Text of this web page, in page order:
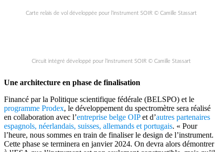
Carte relais de vol développée pour l’instrument SOIR © Camille Stassart
Circuit intégré développé pour l’instrument SOIR © Camille Stassart
Une architecture en phase de finalisation
Financé par la Politique scientifique fédérale (BELSPO) et le
programme Prodex, le développement du spectromètre sera réalisé
en collaboration avec l’entreprise belge OIPet d’autres partenaires
espagnols, néerlandais, suisses, allemands et portugais. « Pour
l’heure, nous sommes en train de finaliser le design de l’instrument.
Cette phase se terminera en janvier 2024. On devra alors démontrer